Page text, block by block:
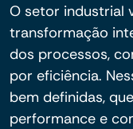
O setor industrial
transformação
dos processos,
por eficiência.
bem definidas,
performance e